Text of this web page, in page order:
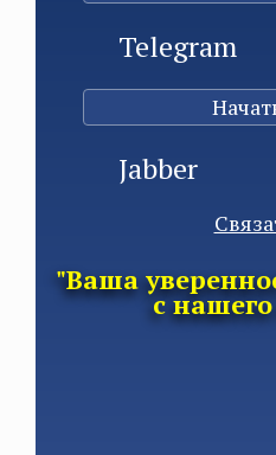
Telegram
Jabber
"Ваша
с